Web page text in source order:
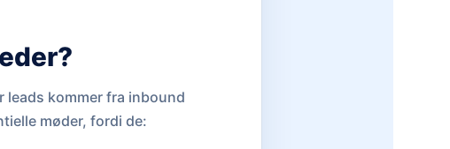
leads kommer fra inbound
møder, fordi de: